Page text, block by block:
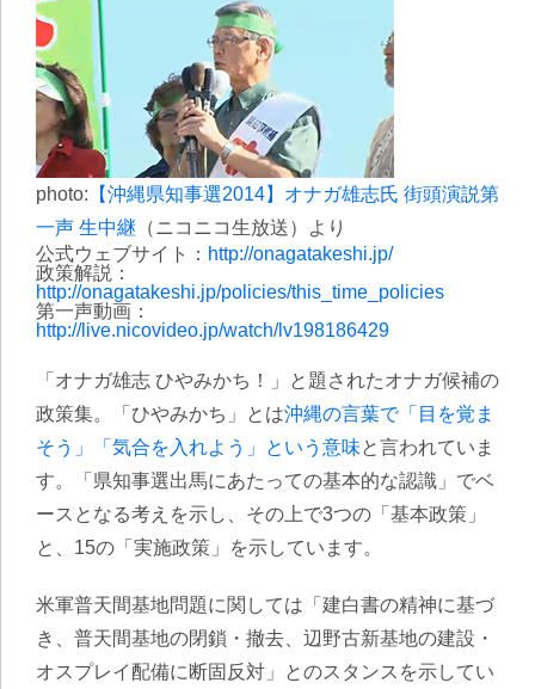
photo: 【沖縄県知事選2014】オナガ雄志氏 街頭演説第
一声 生中継 （ニコニコ生放送）より
公式ウェブサイト： http://onagatakeshi.jp/
政策解説：
http://onagatakeshi.jp/policies/this_time_policies
第一声動画：
http://live.nicovideo.jp/watch/lv198186429
「オナガ雄志 ひやみかち！」と題されたオナガ候補の
政策集。「ひやみかち」とは沖縄の言葉で「目を覚ま
そう」「気合を入れよう」という意味と言われていま
す。「県知事選出馬にあたっての基本的な認識」でベ
ースとなる考えを示し、その上で3つの「基本政策」
と、15の「実施政策」を示しています。
米軍普天間基地問題に関しては「建白書の精神に基づ
き、普天間基地の閉鎖・撤去、辺野古新基地の建設・
オスプレイ配備に断固反対」とのスタンスを示してい